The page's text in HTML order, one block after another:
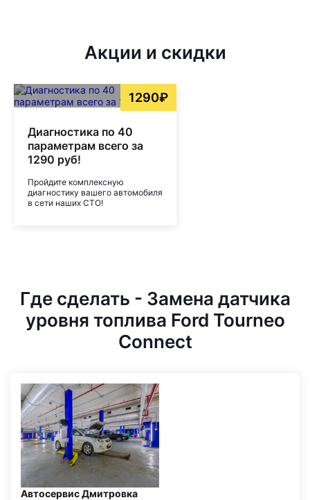
Акции и скидки
1290₽
Диагностика по 40
параметрам всего за
1290 руб!
Пройдите комплексную
диагностику вашего автомобиля
в сети наших СТО!
Где сделать - Замена датчика
уровня топлива Ford Tourneo
Connect
Автосервис Дмитровка